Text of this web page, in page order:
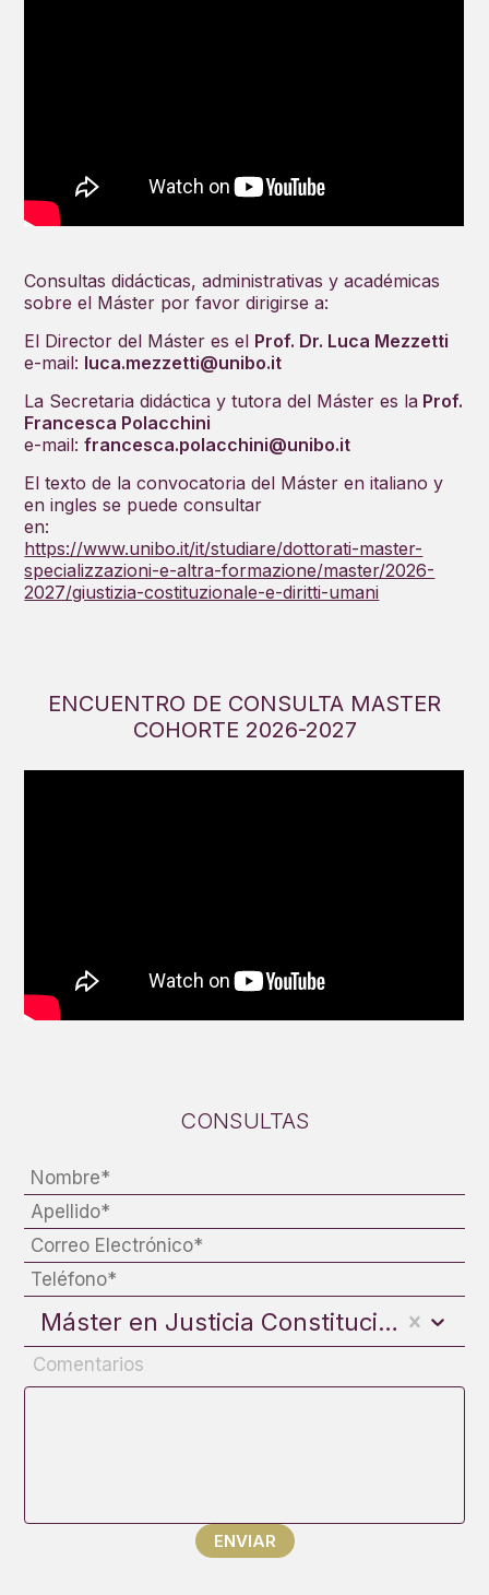
Consultas didácticas, administrativas y académicas
sobre el Máster por favor dirigirse a:
El Director del Máster es el Prof. Dr. Luca Mezzetti
e-mail: luca.mezzetti@unibo.it
La Secretaria didáctica y tutora del Máster es la Prof.
Francesca Polacchini
e-mail:francesca.polacchini@unibo.it
El texto de la convocatoria del Máster en italiano y
en ingles se puede consultar
en:
https://www.unibo.it/it/studiare/dottorati-master-
specializzazioni-e-altra-formazione/master/2026-
2027/giustizia-costituzionale-e-diritti-umani
ENCUENTRO DE CONSULTA MASTER
COHORTE 2026-2027
CONSULTAS
Máster en Justicia Constitucional y DDHH
Comentarios